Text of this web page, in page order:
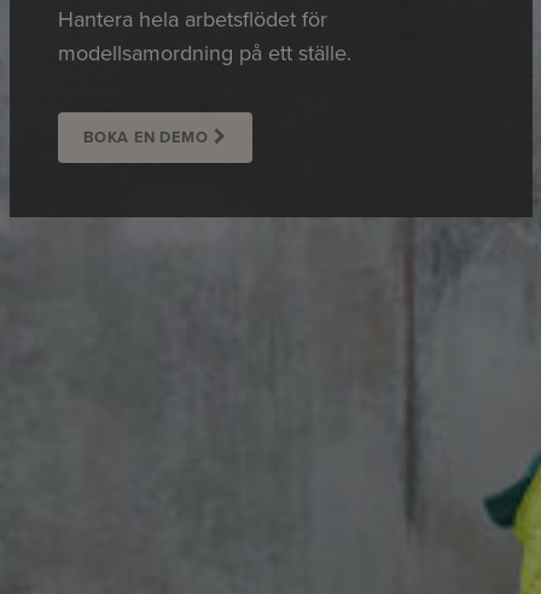
Hantera hela arbetsflödet för
modellsamordning på ett ställe.
BOKA EN DEMO